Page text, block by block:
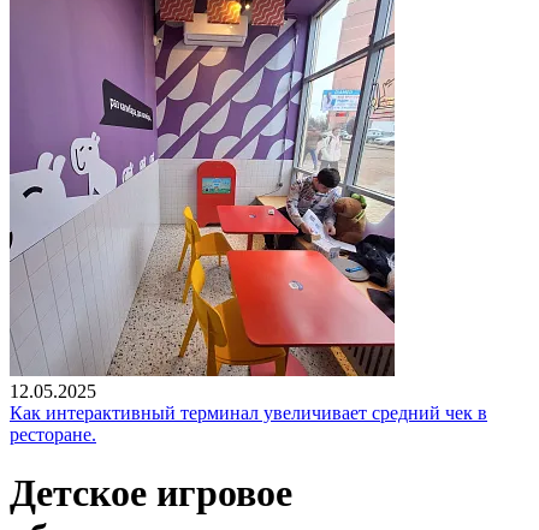
12.05.2025
Как интерактивный терминал увеличивает средний чек в
ресторане.
Детское игровое